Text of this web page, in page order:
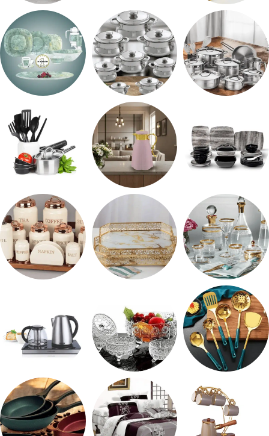
ARSHiA حلل جرانيت
حلل المونيا
طقم ميلامين ترمس شاي رفايع المطبخ
شربات وكاسات
طقم خشاف ادوات كهربائية